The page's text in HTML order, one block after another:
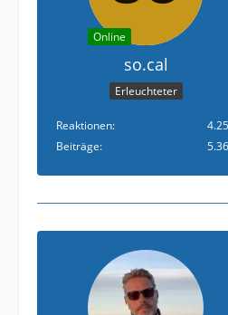
Online
so.cal
Erleuchteter
Reaktionen
Beiträge